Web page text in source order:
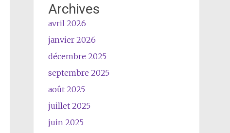
Archives
avril 2026
janvier 2026
décembre 2025
septembre 2025
août 2025
juillet 2025
juin 2025